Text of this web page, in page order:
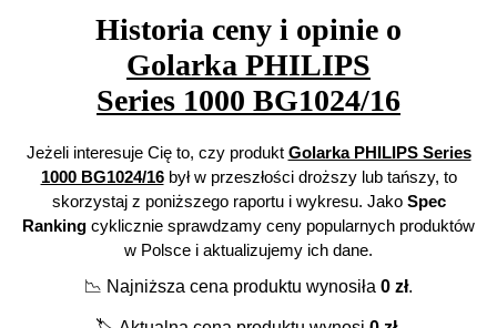
Historia ceny i opinie o
Golarka PHILIPS
Series 1000 BG1024/16
Jeżeli interesuje Cię to, czy produkt Golarka PHILIPS Series
1000 BG1024/16był w przeszłości droższy lub tańszy, to
skorzystaj z poniższego raportu i wykresu. Jako Spec
Ranking cyklicznie sprawdzamy ceny popularnych produktów
w Polsce i aktualizujemy ich dane.
📉 Najniższa cena produktu wynosiła 0 zł.